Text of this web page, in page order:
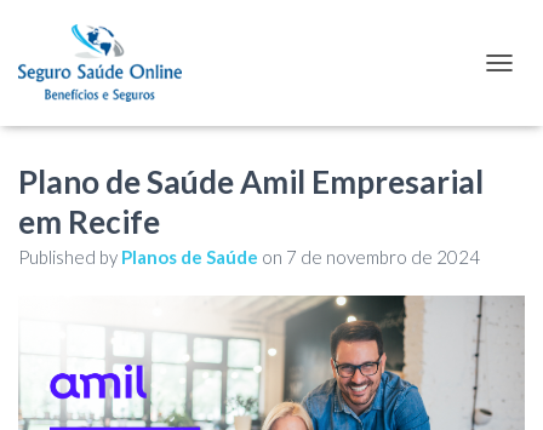
Plano de Saúde Amil Empresarial
em Recife
Published by Planos de Saúde on 7 de novembro de 2024